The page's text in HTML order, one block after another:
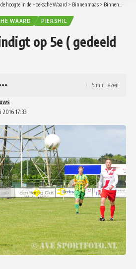
hoogte in de Hoeksche Waard > Binnenmaas > Binnenmaas eindigt op 5e ( gedeeld 4e ) plaats
WAARD PIERSHIL
op 5e ( gedeeld
17:33
5 min lezen